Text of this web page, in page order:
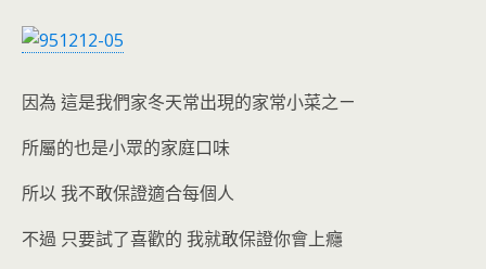
因為 這是我們家冬天常出現的家常小菜之ㄧ
所屬的也是小眾的家庭口味
所以 我不敢保證適合每個人
不過 只要試了喜歡的 我就敢保證你會上癮